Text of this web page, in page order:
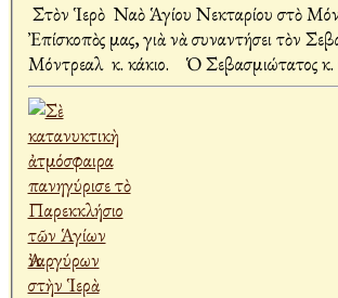
Στὸν Ἱερὸ Ναὸ Ἁγίου Νεκταρίου στὸ
Ἐπίσκοπὸς μας, γιὰ νὰ συναντήσει τὸν
Μόντρεαλ κ. Ἀκάκιο. Ὁ Σεβασμιώτατος κ.